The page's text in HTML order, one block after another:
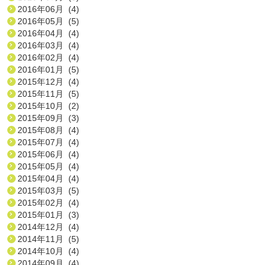
2016年06月 (4)
2016年05月 (5)
2016年04月 (4)
2016年03月 (4)
2016年02月 (4)
2016年01月 (5)
2015年12月 (4)
2015年11月 (5)
2015年10月 (2)
2015年09月 (3)
2015年08月 (4)
2015年07月 (4)
2015年06月 (4)
2015年05月 (4)
2015年04月 (4)
2015年03月 (5)
2015年02月 (4)
2015年01月 (3)
2014年12月 (4)
2014年11月 (5)
2014年10月 (4)
2014年09月 (4)